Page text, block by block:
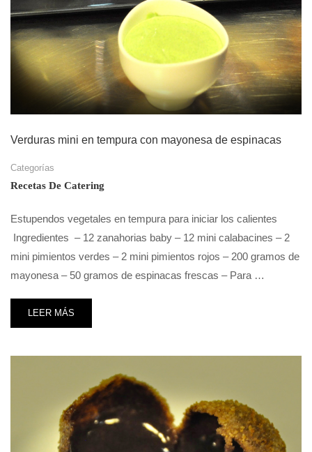
Verduras mini en tempura con mayonesa de espinacas
Categorías
Recetas De Catering
Estupendos vegetales en tempura para iniciar los calientes
Ingredientes – 12 zanahorias baby – 12 mini calabacines – 2
mini pimientos verdes – 2 mini pimientos rojos – 200 gramos de
mayonesa – 50 gramos de espinacas frescas – Para …
LEER MÁS